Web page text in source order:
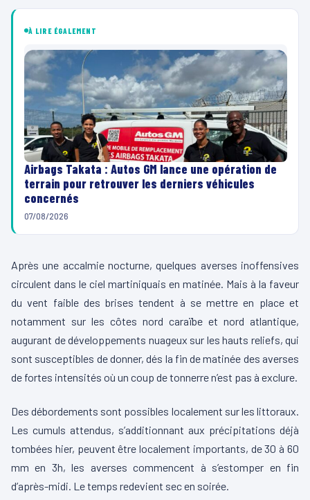
À LIRE ÉGALEMENT
Airbags Takata : Autos GM lance une opération de
terrain pour retrouver les derniers véhicules
concernés
07/08/2026
Après une accalmie nocturne, quelques averses inoffensives
circulent dans le ciel martiniquais en matinée. Mais à la faveur
du vent faible des brises tendent à se mettre en place et
notamment sur les côtes nord caraïbe et nord atlantique,
augurant de développements nuageux sur les hauts reliefs, qui
sont susceptibles de donner, dés la fin de matinée des averses
de fortes intensités où un coup de tonnerre n’est pas à exclure.
Des débordements sont possibles localement sur les littoraux.
Les cumuls attendus, s’additionnant aux précipitations déjà
tombées hier, peuvent être localement importants, de 30 à 60
mm en 3h, les averses commencent à s’estomper en fin
d’après-midi. Le temps redevient sec en soirée.